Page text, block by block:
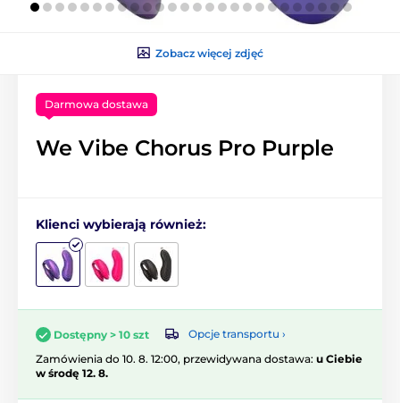
Zobacz więcej zdjęć
Darmowa dostawa
We Vibe Chorus Pro Purple
Klienci wybierają również:
Dostępny > 10 szt
Opcje transportu ›
Zamówienia do 10. 8. 12:00, przewidywana dostawa: u Ciebie
w środę 12. 8.